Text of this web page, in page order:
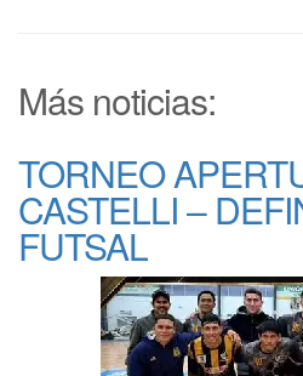
Más noticias:
TORNEO
CASTELLI –
FUTSAL